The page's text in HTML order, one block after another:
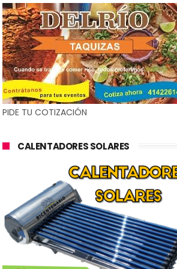
PIDE TU COTIZACIÓN
CALENTADORES SOLARES